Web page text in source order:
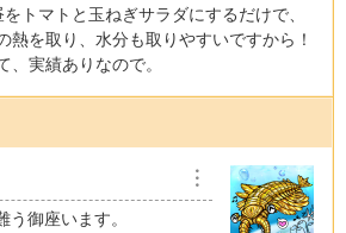
トマトと玉ねぎサラダにするだけで、
熱を取り、水分も取りやすいですから！
、実績ありなので。
︙
う御座います。